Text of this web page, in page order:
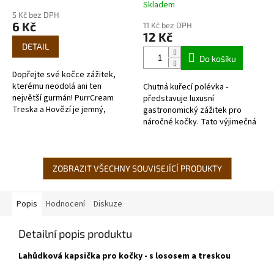
produktu
je
hvězdiček.
5 Kč bez DPH
6 Kč
DETAIL
Dopřejte své kočce zážitek,
kterému neodolá ani ten
největší gurmán! PurrCream
Treska a Hovězí je jemný,
Skladem
11 Kč bez DPH
12 Kč
Do košíku
Chutná kuřecí polévka -
představuje luxusní
gastronomický zážitek pro
náročné kočky. Tato výjimečná
ZOBRAZIT VŠECHNY SOUVISEJÍCÍ PRODUKTY
Popis Hodnocení Diskuze
Detailní popis produktu
Lahůdková kapsička pro kočky - s lososem a treskou